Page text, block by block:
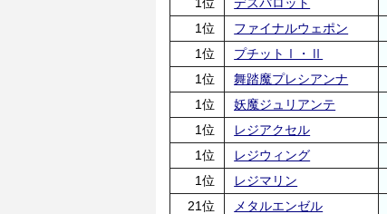
1位
ファイナルウェポン
1位
プチットⅠ・Ⅱ
1位
舞踏魔プレシアンナ
1位
妖魔ジュリアンテ
1位
レジアクセル
1位
レジウィング
1位
レジマリン
21位
メタルエンゼル